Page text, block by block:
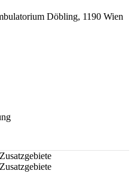
Döbling, 1190 Wien